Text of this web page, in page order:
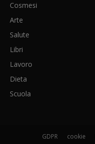
Cosmesi
Arte
Salute
Libri
Lavoro
Dieta
Scuola
GDPR cookie